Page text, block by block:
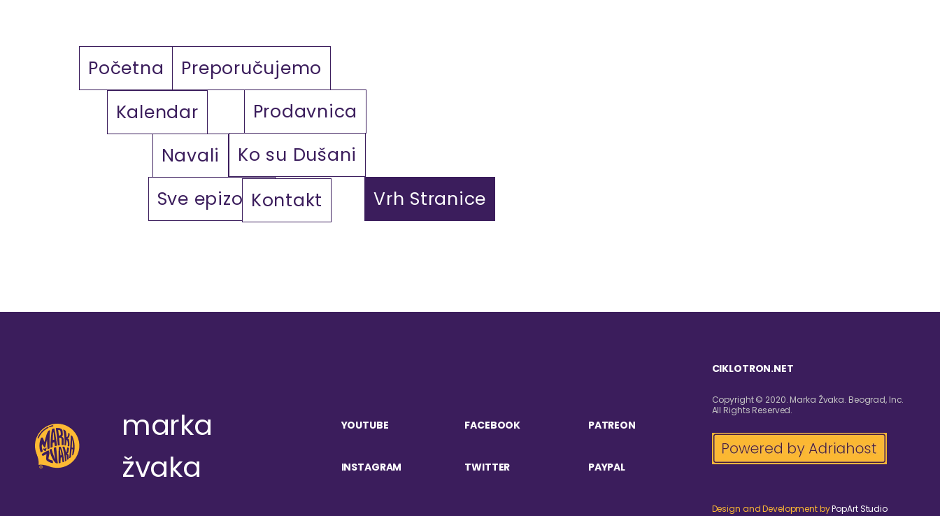
Početna
Preporučujemo
Kalendar
Prodavnica
Navali
Ko su Dušani
Sve epizodeKontakt Vrh Stranice
marka
žvaka
YOUTUBE FACEBOOK PATREON
INSTAGRAM TWITTER PAYPAL
CIKLOTRON.NET
Copyright © 2020. Marka Žvaka. Beograd, Inc.
All Rights Reserved.
Design and Development byPopArt Studio